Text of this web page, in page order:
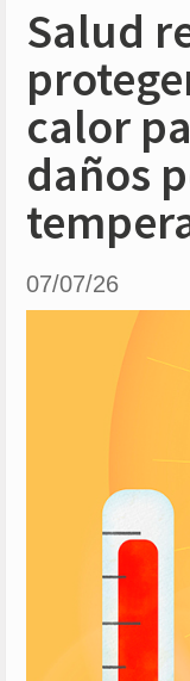
Salud
calor
daños
07/07/26